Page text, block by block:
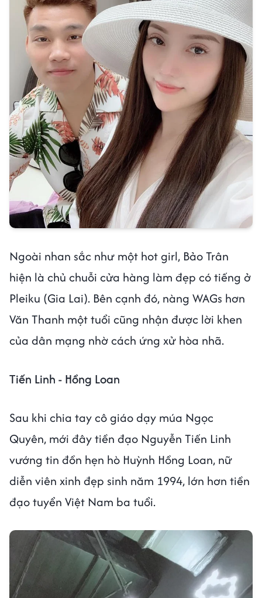
Ngoài nhan sắc như một hot girl, Bảo Trân
hiện là chủ chuỗi cửa hàng làm đẹp có tiếng ở
Pleiku (Gia Lai). Bên cạnh đó, nàng WAGs hơn
Văn Thanh một tuổi cũng nhận được lời khen
của dân mạng nhờ cách ứng xử hòa nhã.
Tiến Linh - Hồng Loan
Sau khi chia tay cô giáo dạy múa Ngọc
Quyên, mới đây tiền đạo Nguyễn Tiến Linh
vướng tin đồn hẹn hò Huỳnh Hồng Loan, nữ
diễn viên xinh đẹp sinh năm 1994, lớn hơn tiền
đạo tuyển Việt Nam ba tuổi.